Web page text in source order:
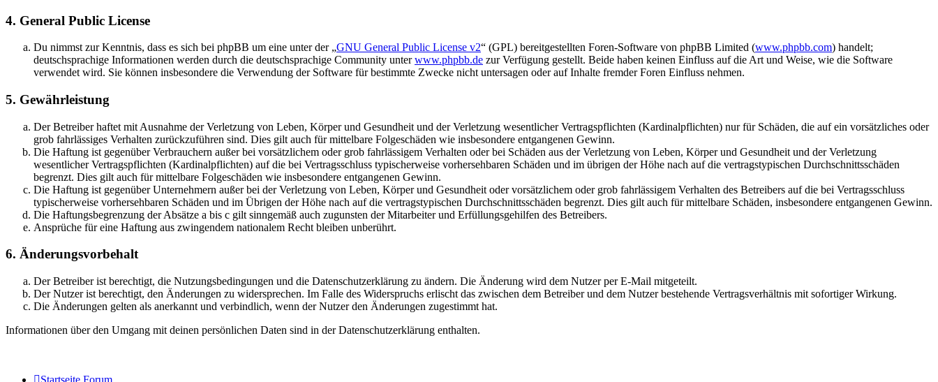
4. General Public License
Du nimmst zur Kenntnis, dass es sich bei phpBB um eine unter der „GNU General Public License v2“ (GPL) bereitgestellten Foren-Software von phpBB Limited (www.phpbb.com) handelt;
deutschsprachige Informationen werden durch die deutschsprachige Community unterwww.phpbb.de zur Verfügung gestellt. Beide haben keinen Einfluss auf die Art und Weise, wie die Software
verwendet wird. Sie können insbesondere die Verwendung der Software für bestimmte Zwecke nicht untersagen oder auf Inhalte fremder Foren Einfluss nehmen.
5. Gewährleistung
Der Betreiber haftet mit Ausnahme der Verletzung von Leben, Körper und Gesundheit und der Verletzung wesentlicher Vertragspflichten (Kardinalpflichten) nur für Schäden, die auf ein vorsätzliches oder
grob fahrlässiges Verhalten zurückzuführen sind. Dies gilt auch für mittelbare Folgeschäden wie insbesondere entgangenen Gewinn.
Die Haftung ist gegenüber Verbrauchern außer bei vorsätzlichem oder grob fahrlässigem Verhalten oder bei Schäden aus der Verletzung von Leben, Körper und Gesundheit und der Verletzung
wesentlicher Vertragspflichten (Kardinalpflichten) auf die bei Vertragsschluss typischerweise vorhersehbaren Schäden und im übrigen der Höhe nach auf die vertragstypischen Durchschnittsschäden
begrenzt. Dies gilt auch für mittelbare Folgeschäden wie insbesondere entgangenen Gewinn.
Die Haftung ist gegenüber Unternehmern außer bei der Verletzung von Leben, Körper und Gesundheit oder vorsätzlichem oder grob fahrlässigem Verhalten des Betreibers auf die bei Vertragsschluss
typischerweise vorhersehbaren Schäden und im Übrigen der Höhe nach auf die vertragstypischen Durchschnittsschäden begrenzt. Dies gilt auch für mittelbare Schäden, insbesondere entgangenen Gewinn.
Die Haftungsbegrenzung der Absätze a bis c gilt sinngemäß auch zugunsten der Mitarbeiter und Erfüllungsgehilfen des Betreibers.
Ansprüche für eine Haftung aus zwingendem nationalem Recht bleiben unberührt.
6. Änderungsvorbehalt
Der Betreiber ist berechtigt, die Nutzungsbedingungen und die Datenschutzerklärung zu ändern. Die Änderung wird dem Nutzer per E-Mail mitgeteilt.
Der Nutzer ist berechtigt, den Änderungen zu widersprechen. Im Falle des Widerspruchs erlischt das zwischen dem Betreiber und dem Nutzer bestehende Vertragsverhältnis mit sofortiger Wirkung.
Die Änderungen gelten als anerkannt und verbindlich, wenn der Nutzer den Änderungen zugestimmt hat.
Informationen über den Umgang mit deinen persönlichen Daten sind in der Datenschutzerklärung enthalten.